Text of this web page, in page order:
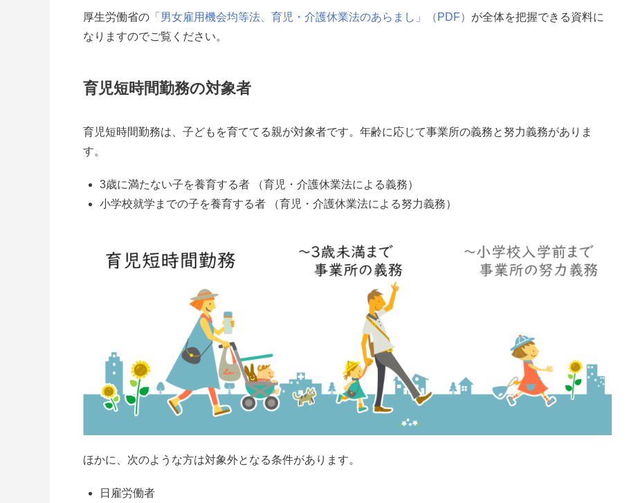
厚生労働省の 「男女雇用機会均等法、育児・介護休業法のあらまし」（PDF） が全体を把握できる資料に
なりますのでご覧ください。
育児短時間勤務の対象者
育児短時間勤務は、子どもを育ててる親が対象者です。年齢に応じて事業所の義務と努力義務がありま
す。
3歳に満たない子を養育する者 （育児・介護休業法による義務）
小学校就学までの子を養育する者 （育児・介護休業法による努力義務）
ほかに、次のような方は対象外となる条件があります。
日雇労働者